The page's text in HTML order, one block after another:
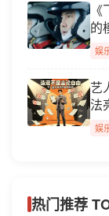
的
娱
艺
法
娱
热门推荐